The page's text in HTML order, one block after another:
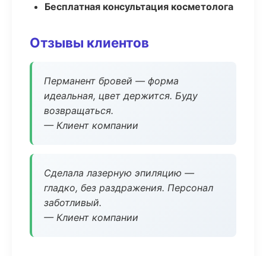
Бесплатная консультация косметолога
Отзывы клиентов
Перманент бровей — форма
идеальная, цвет держится. Буду
возвращаться.
— Клиент компании
Сделала лазерную эпиляцию —
гладко, без раздражения. Персонал
заботливый.
— Клиент компании